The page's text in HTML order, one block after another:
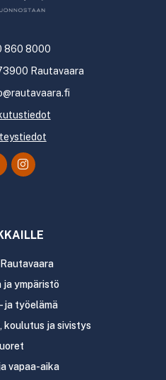
860 8000
Rautavaara
ja ympäristö
ja työelämä
koulutus ja sivistys
vapaa-aika